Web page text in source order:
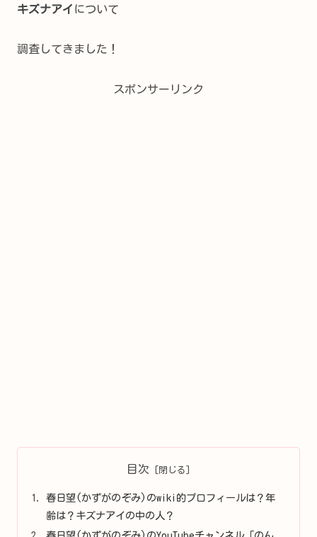
キズナアイ について
調査してきました！
スポンサーリンク
目次
春日望(かずがのぞみ)のwiki的プロフィールは？年
齢は？キズナアイの中の人？